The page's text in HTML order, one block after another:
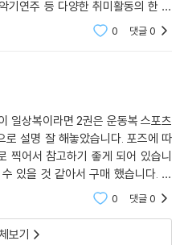
기연주 등 다양한 취미활동의 한 장
법을 전수!테크닉의 폭이 넓어진다!
0 댓글0
일상복이라면 2권은 운동복 스포츠
로 설명 잘 해놓았습니다. 포즈에 따
찍어서 참고하기 좋게 되어 있습니
있을 것 같아서 구매 했습니다. 책
에 듭니다. 자료집으로 잘 구매한 것
0 댓글0
보기